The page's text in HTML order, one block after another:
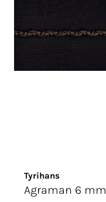
Tyrihans
Agraman 6 mm